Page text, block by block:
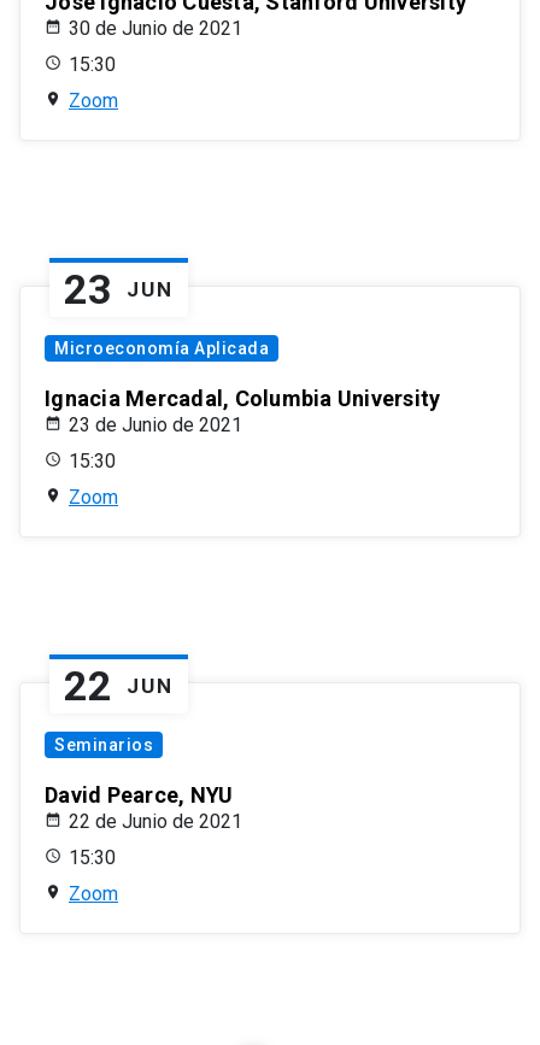
30 de Junio de 2021
15:30
Zoom
23 JUN
Microeconomía Aplicada
Ignacia Mercadal, Columbia University
23 de Junio de 2021
15:30
Zoom
22 JUN
Seminarios
David Pearce, NYU
22 de Junio de 2021
15:30
Zoom